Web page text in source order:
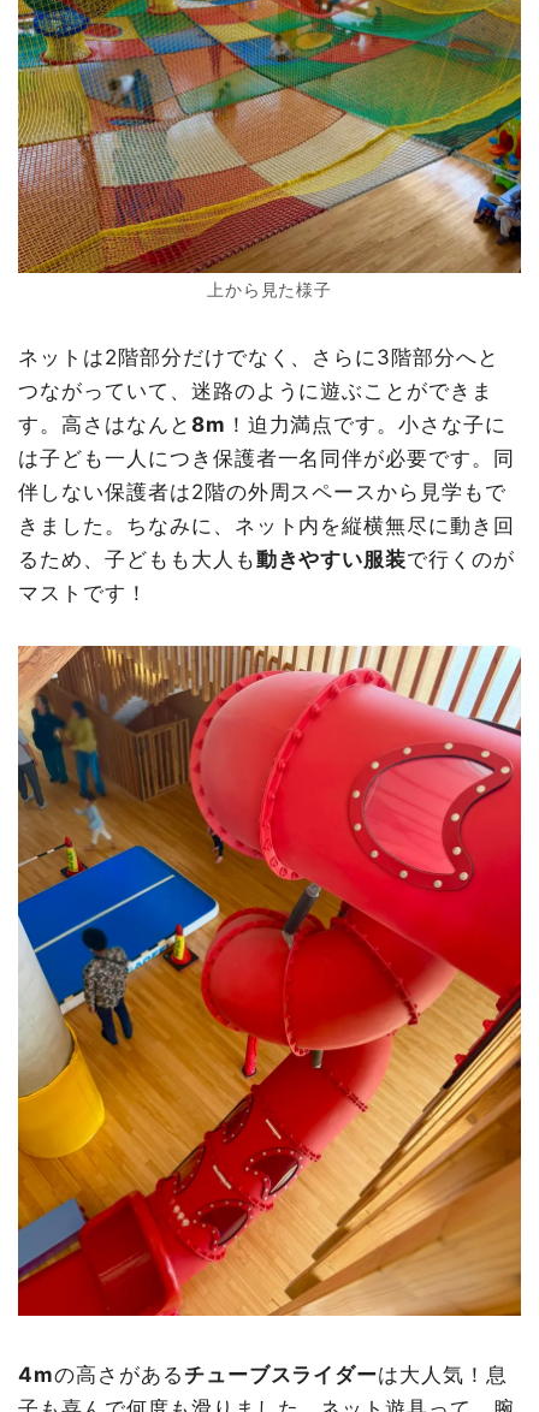
上から見た様子
ネットは2階部分だけでなく、さらに3階部分へと
つながっていて、迷路のように遊ぶことができま
す。高さはなんと 8m ！迫力満点です。小さな子に
は子ども一人につき保護者一名同伴が必要です。同
伴しない保護者は2階の外周スペースから見学もで
きました。ちなみに、ネット内を縦横無尽に動き回
るため、子どもも大人も動きやすい服装で行くのが
マストです！
4mの高さがあるチューブスライダーは大人気！息